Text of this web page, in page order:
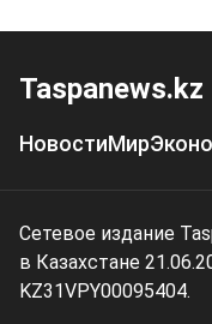
Taspanews.kz
НовостиМир
Сетевое издание
в Казахстане
KZ31VPY00095404.